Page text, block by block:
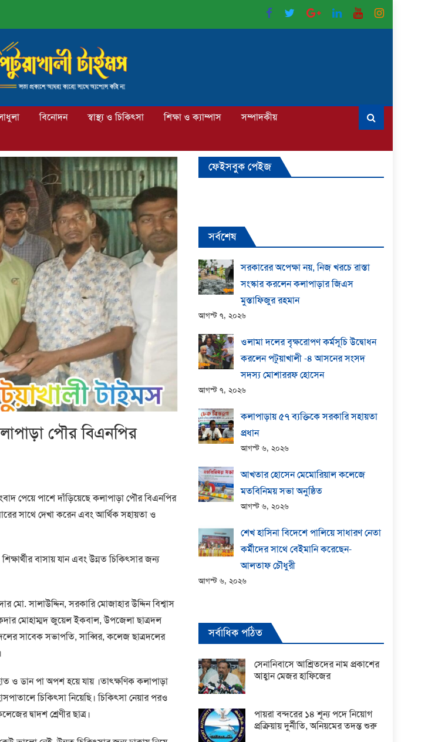
বিনোদন স্বাস্থ্য ও চিকিৎসা শিক্ষা ও ক্যাম্পাস
সম্পাদকীয়
পৌর বিএনপির
পেয়ে পাশে দাঁড়িয়েছে কলাপাড়া পৌর বিএনপির
সাথে দেখা করেন এবং আর্থিক সহায়তা ও
বাসায় যান এবং উন্নত চিকিৎসার জন্য
সালাউদ্দিন, সরকারি মোজাহার উদ্দিন বিশ্বাস
মোহাম্মদ জুয়েল ইকবাল, উপজেলা ছাত্রদল
সাবেক সভাপতি, সাব্বির, কলেজ ছাত্রদলের
ও ডান পা অপশ হয়ে যায় ।তাৎক্ষণিক কলাপাড়া
চিকিৎসা নিয়েছি। চিকিৎসা নেয়ার পরও
দ্বাদশ শ্রেণীর ছাত্র।
ফেইসবুক পেইজ
সর্বশেষ
সরকারের অপেক্ষা নয়, নিজ খরচে রাস্তা
সংস্কার করলেন কলাপাড়ার জিএস
মুস্তাফিজুর রহমান
আগস্ট ৭, ২০২৬
ওলামা দলের বৃক্ষরোপণ কর্মসূচি উদ্বোধন
করলেন পটুয়াখালী -৪ আসনের সংসদ
সদস্য মোশাররফ হোসেন
আগস্ট ৭, ২০২৬
কলাপাড়ায় ​৫৭ ব্যক্তিকে সরকারি সহায়তা
প্রধান
আগস্ট ৬, ২০২৬
আখতার হোসেন মেমোরিয়াল কলেজে
মতবিনিময় সভা অনুষ্ঠিত
আগস্ট ৬, ২০২৬
শেখ হাসিনা বিদেশে পালিয়ে সাধারণ নেতা
কর্মীদের সাথে বেইমানি করেছেন-
আলতাফ চৌধুরী
আগস্ট ৬, ২০২৬
সর্বাধিক পঠিত
সেনানিবাসে আশ্রিতদের নাম প্রকাশের
আহ্বান মেজর হাফিজের
পায়রা বন্দরের ১৪ শূন্য পদে নিয়োগ
প্রক্রিয়ায় দুর্নীতি, অনিয়মের তদন্ত শুরু